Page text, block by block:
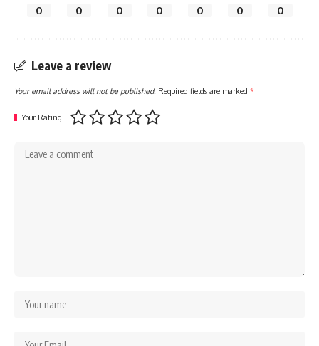
0 0 0 0 0 0 0
Leave a review
Your email address will not be published. Required fields are marked *
Your Rating